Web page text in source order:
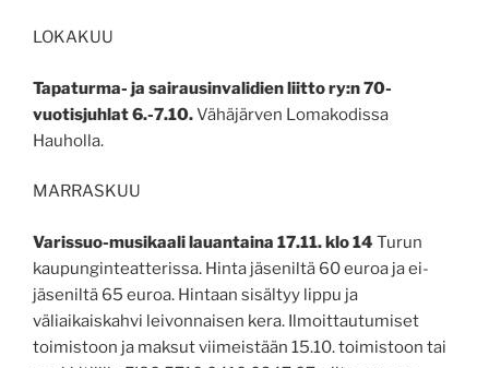
LOKAKUU
Tapaturma- ja sairausinvalidien liitto ry:n 70-
vuotisjuhlat 6.-7.10.Vähäjärven Lomakodissa
Hauholla.
MARRASKUU
Varissuo-musikaali lauantaina 17.11. klo 14 Turun
kaupunginteatterissa. Hinta jäseniltä 60 euroa ja ei-
jäseniltä 65 euroa. Hintaan sisältyy lippu ja
väliaikaiskahvi leivonnaisen kera. Ilmoittautumiset
toimistoon ja maksut viimeistään 15.10. toimistoon tai